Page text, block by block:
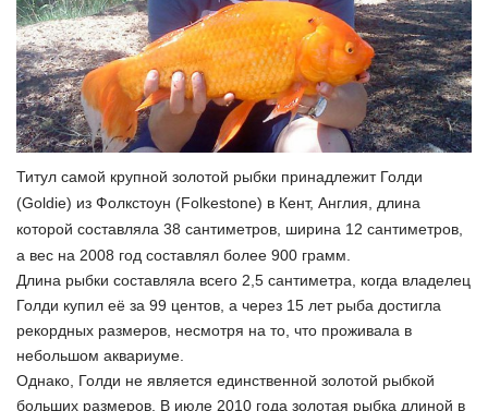
Титул самой крупной золотой рыбки принадлежит Голди
(Goldie) из Фолкстоун (Folkestone) в Кент, Англия, длина
которой составляла 38 сантиметров, ширина 12 сантиметров,
а вес на 2008 год составлял более 900 грамм.
Длина рыбки составляла всего 2,5 сантиметра, когда владелец
Голди купил её за 99 центов, а через 15 лет рыба достигла
рекордных размеров, несмотря на то, что проживала в
небольшом аквариуме.
Однако, Голди не является единственной золотой рыбкой
больших размеров. В июле 2010 года золотая рыбка длиной в